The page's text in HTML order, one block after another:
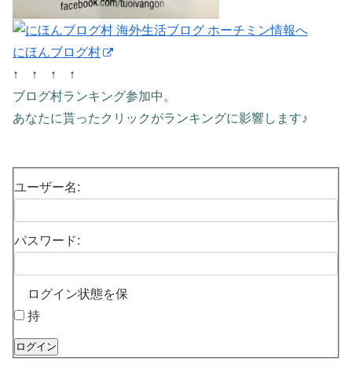
にほんブログ村
↑ ↑ ↑ ↑
ブログ村ランキング参加中。
あなたに貰ったクリックがランキングに影響します♪
ユーザー名:
パスワード:
ログイン状態を保
持
ログイン